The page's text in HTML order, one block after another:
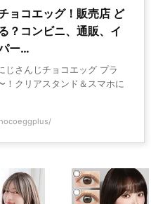
ョコエッグ！販売店 ど
？コンビニ、通販、イ
ー…
じさんじチョコエッグ プラ
！クリアスタンド＆スマホに